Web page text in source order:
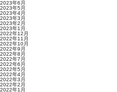
2023年6月
2023年5月
2023年4月
2023年3月
2023年2月
2023年1月
2022年12月
2022年11月
2022年10月
2022年9月
2022年8月
2022年7月
2022年6月
2022年5月
2022年4月
2022年3月
2022年2月
2022年1月